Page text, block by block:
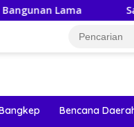
Sambut HUT Ke-
Bencana